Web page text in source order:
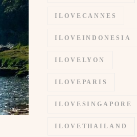
ILOVECANNES
ILOVEINDONESIA
ILOVELYON
ILOVEPARIS
ILOVESINGAPORE
ILOVETHAILAND